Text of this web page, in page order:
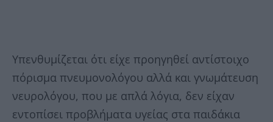
Υπενθυμίζεται ότι είχε προηγηθεί αντίστοιχο
πόρισμα πνευμονολόγου αλλά και γνωμάτευση
νευρολόγου, που με απλά λόγια, δεν είχαν
εντοπίσει προβλήματα υγείας στα παιδάκια